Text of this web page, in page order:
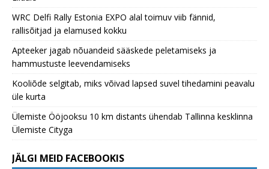
WRC Delfi Rally Estonia EXPO alal toimuv viib fännid,
rallisõitjad ja elamused kokku
Apteeker jagab nõuandeid sääskede peletamiseks ja
hammustuste leevendamiseks
Kooliõde selgitab, miks võivad lapsed suvel tihedamini peavalu
üle kurta
Ülemiste Ööjooksu 10 km distants ühendab Tallinna kesklinna
Ülemiste Cityga
JÄLGI MEID FACEBOOKIS